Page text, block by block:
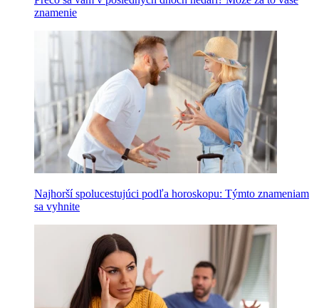
znamenie
Najhorší spolucestujúci podľa horoskopu: Týmto znameniam
sa vyhnite